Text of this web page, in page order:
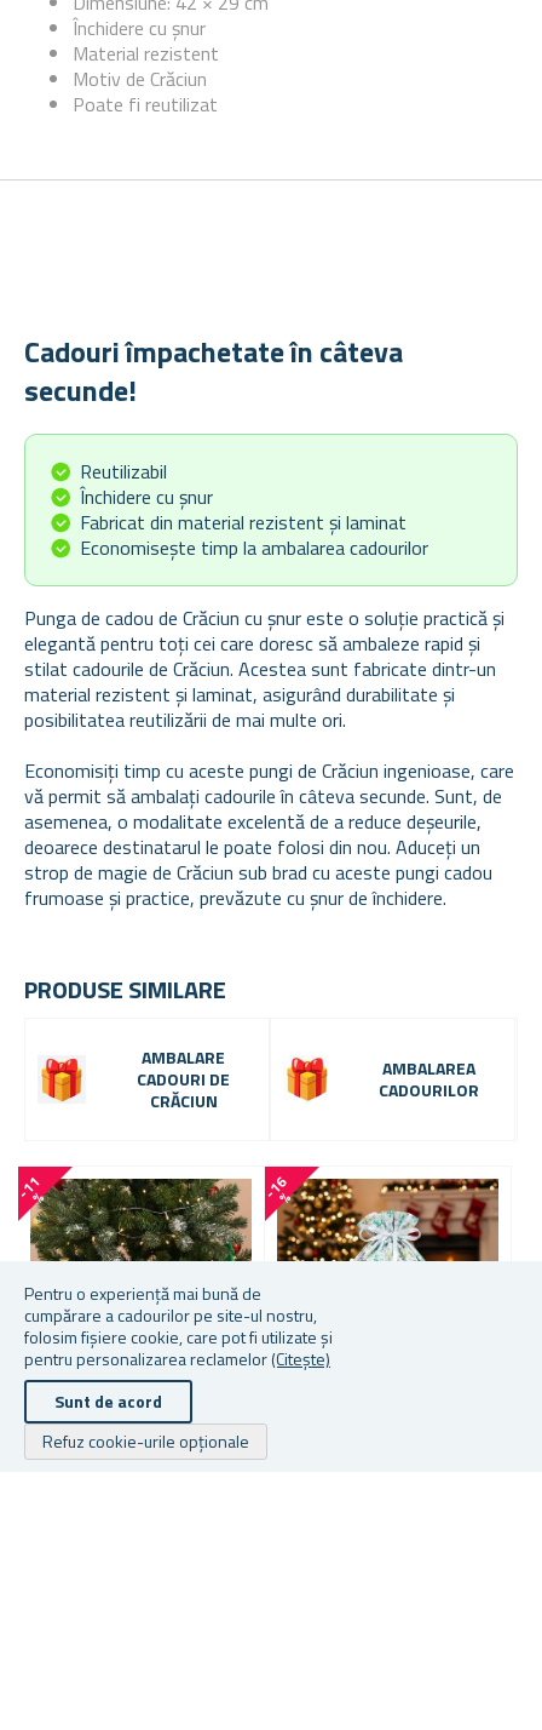
Pentru o experiență mai bună de
cumpărare a cadourilor pe site-ul nostru,
folosim fișiere cookie, care pot fi utilizate și
pentru personalizarea reclamelor(Citește)
Sunt de acord
Refuz cookie-urile opționale
Închidere cu șnur
Material rezistent
Motiv de Crăciun
Poate fi reutilizat
Cadouri împachetate în câteva
secunde!
Reutilizabil
Închidere cu șnur
Fabricat din material rezistent și laminat
Economisește timp la ambalarea cadourilor
Punga de cadou de Crăciun cu șnur este o soluție practică și
elegantă pentru toți cei care doresc să ambaleze rapid și
stilat cadourile de Crăciun. Acestea sunt fabricate dintr-un
material rezistent și laminat, asigurând durabilitate și
posibilitatea reutilizării de mai multe ori.
Economisiți timp cu aceste pungi de Crăciun ingenioase, care
vă permit să ambalați cadourile în câteva secunde. Sunt, de
asemenea, o modalitate excelentă de a reduce deșeurile,
deoarece destinatarul le poate folosi din nou. Aduceți un
strop de magie de Crăciun sub brad cu aceste pungi cadou
frumoase și practice, prevăzute cu șnur de închidere.
PRODUSE SIMILARE
AMBALARE
CADOURI DE
CRĂCIUN
AMBALAREA
CADOURILOR
-
1
1
%
TRENULEȚ DE CRĂCIUN
PENTRU BRAD
-
1
6
%